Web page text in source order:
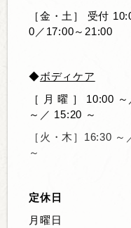
［金・土］
受付
0／17:00～21:00
◆ボディケア
［ 月 曜 ］
10:00
～／ 15:20 ～
［火・木］ 16:30 ～
～
定休日
月曜日